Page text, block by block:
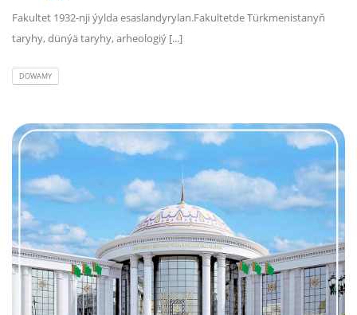
Fakultet 1932-nji ýylda esaslandyrylan.Fakultetde Türkmenistanyň
taryhy, dünýä taryhy, arheologiý [...]
DOWAMY